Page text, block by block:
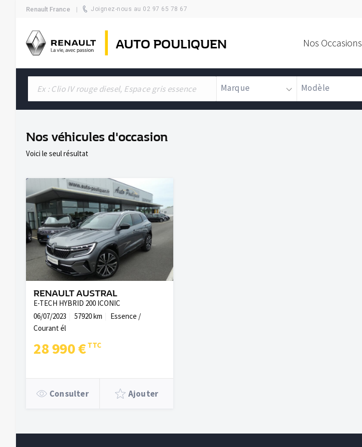
Renault France Joignez-nous au 02 97 65 78 67
AUTO POULIQUEN Nos Occasions
Marque Modèle
Nos véhicules d'occasion
Voici le seul résultat
RENAULT AUSTRAL
E-TECH HYBRID 200 ICONIC
06/07/2023
57920 km
Essence /
Courant él
28 990 €
Consulter Ajouter